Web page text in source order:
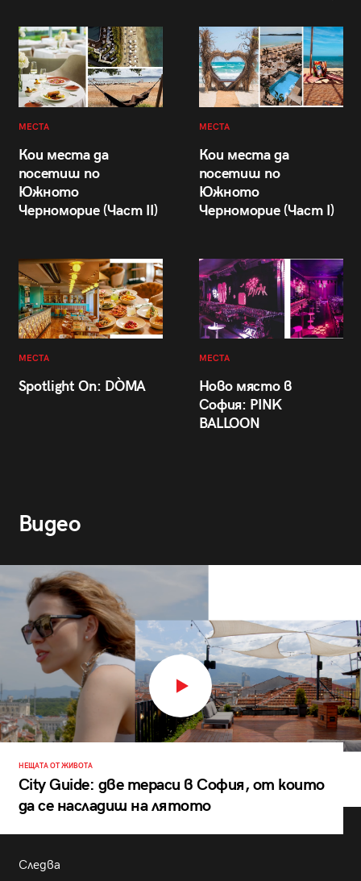
МЕСТА
Кои места да
посетиш по
Южното
Черноморие (Част II)
МЕСТА
Кои места да
посетиш по
Южното
Черноморие (Част I)
МЕСТА
Spotlight On: DÒMA
МЕСТА
Ново място в
София: PINK
BALLOON
Видео
НЕЩАТА ОТ ЖИВОТА
City Guide: две тераси в София, от които
да се насладиш на лятото
Следва